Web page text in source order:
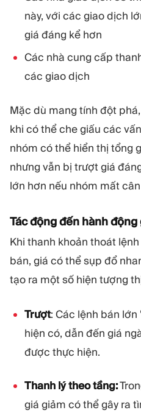
này, với các giao dịch
giá đáng kể hơn
Các nhà cung cấp
các giao dịch
Mặc dù mang tính đột
khi có thể che giấu các
nhóm có thể hiển thị tổng
nhưng vẫn bị trượt giá
lớn hơn nếu nhóm mất
Tác động đến hành động
Khi thanh khoản thoát
bán, giá có thể sụp đổ
tạo ra một số hiện tượng
Trượt: Các lệnh bán
hiện có, dẫn đến giá
được thực hiện.
Thanh lý theo tầng:
giá giảm có thể gây ra